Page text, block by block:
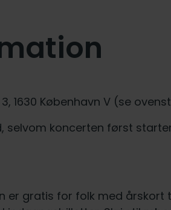
1630 København V (se
selvom koncerten først
er gratis for folk med årskort